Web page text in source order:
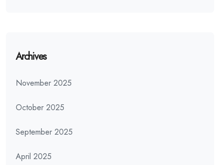
Archives
November 2025
October 2025
September 2025
April 2025